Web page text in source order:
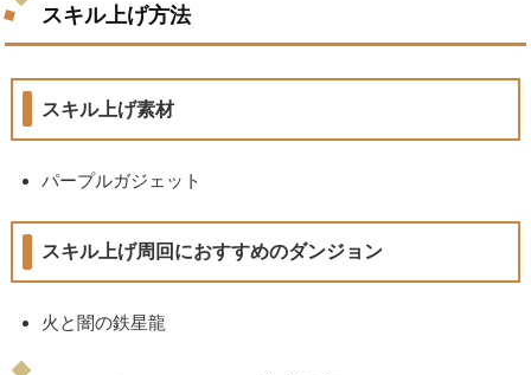
スキル上げ方法
スキル上げ素材
パープルガジェット
スキル上げ周回におすすめのダンジョン
火と闇の鉄星龍